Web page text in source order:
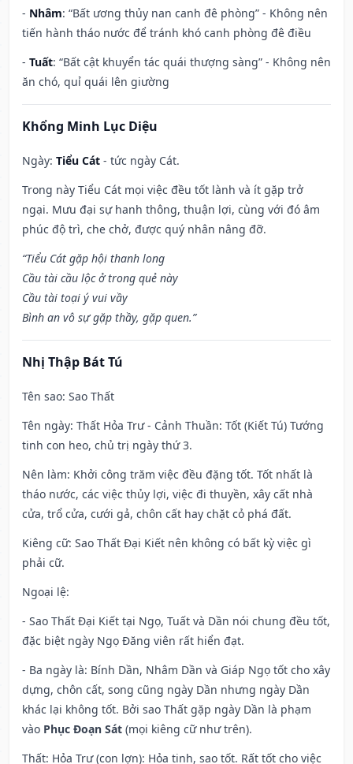
- Nhâm: “Bất ương thủy nan canh đê phòng” - Không nên
tiến hành tháo nước để tránh khó canh phòng đê điều
- Tuất: “Bất cật khuyển tác quái thượng sàng” - Không nên
ăn chó, quỉ quái lên giường
Khổng Minh Lục Diệu
Ngày: Tiểu Cát - tức ngày Cát.
Trong này Tiểu Cát mọi việc đều tốt lành và ít gặp trở
ngại. Mưu đại sự hanh thông, thuận lợi, cùng với đó âm
phúc độ trì, che chở, được quý nhân nâng đỡ.
“Tiểu Cát gặp hội thanh long
Cầu tài cầu lộc ở trong quẻ này
Cầu tài toại ý vui vầy
Bình an vô sự gặp thầy, gặp quen.”
Nhị Thập Bát Tú
Tên sao: Sao Thất
Tên ngày: Thất Hỏa Trư - Cảnh Thuần: Tốt (Kiết Tú) Tướng
tinh con heo, chủ trị ngày thứ 3.
Nên làm: Khởi công trăm việc đều đặng tốt. Tốt nhất là
tháo nước, các việc thủy lợi, việc đi thuyền, xây cất nhà
cửa, trổ cửa, cưới gả, chôn cất hay chặt cỏ phá đất.
Kiêng cữ: Sao Thất Đại Kiết nên không có bất kỳ việc gì
phải cữ.
Ngoại lệ:
- Sao Thất Đại Kiết tại Ngọ, Tuất và Dần nói chung đều tốt,
đặc biệt ngày Ngọ Đăng viên rất hiển đạt.
- Ba ngày là: Bính Dần, Nhâm Dần và Giáp Ngọ tốt cho xây
dựng, chôn cất, song cũng ngày Dần nhưng ngày Dần
khác lại không tốt. Bởi sao Thất gặp ngày Dần là phạm
vào Phục Đoạn Sát (mọi kiêng cữ như trên).
Thất: Hỏa Trư (con lợn): Hỏa tinh, sao tốt. Rất tốt cho việc